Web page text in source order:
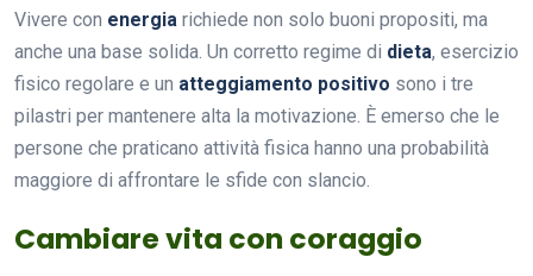
Vivere con energia richiede non solo buoni propositi, ma
anche una base solida. Un corretto regime di dieta, esercizio
fisico regolare e un atteggiamento positivo sono i tre
pilastri per mantenere alta la motivazione. È emerso che le
persone che praticano attività fisica hanno una probabilità
maggiore di affrontare le sfide con slancio.
Cambiare vita con coraggio